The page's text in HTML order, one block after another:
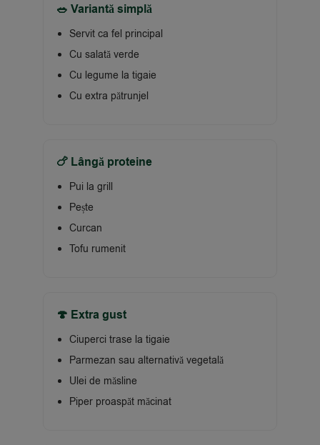
🥗 Variantă simplă
Servit ca fel principal
Cu salată verde
Cu legume la tigaie
Cu extra pătrunjel
🍗 Lângă proteine
Pui la grill
Pește
Curcan
Tofu rumenit
🍄 Extra gust
Ciuperci trase la tigaie
Parmezan sau alternativă vegetală
Ulei de măsline
Piper proaspăt măcinat